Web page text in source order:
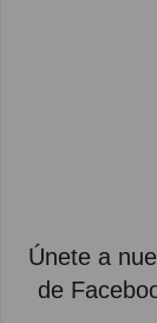
Únete a
de